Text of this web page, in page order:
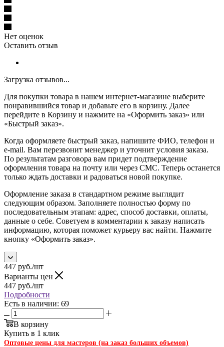
Нет оценок
Оставить отзыв
Загрузка отзывов...
Для покупки товара в нашем интернет-магазине выберите
понравившийся товар и добавьте его в корзину. Далее
перейдите в Корзину и нажмите на «Оформить заказ» или
«Быстрый заказ».
Когда оформляете быстрый заказ, напишите ФИО, телефон и
e-mail. Вам перезвонит менеджер и уточнит условия заказа.
По результатам разговора вам придет подтверждение
оформления товара на почту или через СМС. Теперь останется
только ждать доставки и радоваться новой покупке.
Оформление заказа в стандартном режиме выглядит
следующим образом. Заполняете полностью форму по
последовательным этапам: адрес, способ доставки, оплаты,
данные о себе. Советуем в комментарии к заказу написать
информацию, которая поможет курьеру вас найти. Нажмите
кнопку «Оформить заказ».
447 руб./шт
Варианты цен
447 руб./шт
Подробности
Есть в наличии: 69
В корзину
Купить в 1 клик
Оптовые цены для мастеров (на заказ больших объемов)